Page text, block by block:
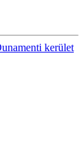
kerület